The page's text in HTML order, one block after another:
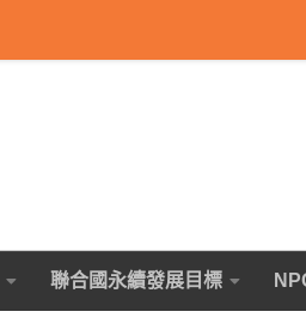
聯合國永續發展目標